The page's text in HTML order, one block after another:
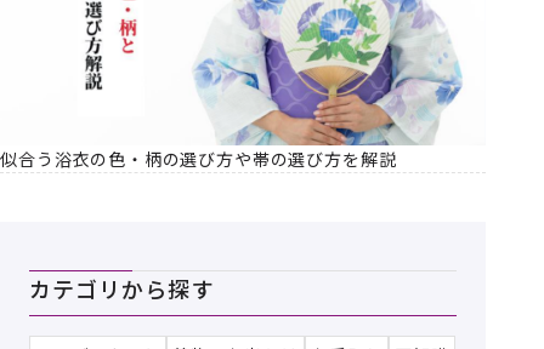
似合う浴衣の色・柄の選び方や帯の選び方を解説
カテゴリから探す